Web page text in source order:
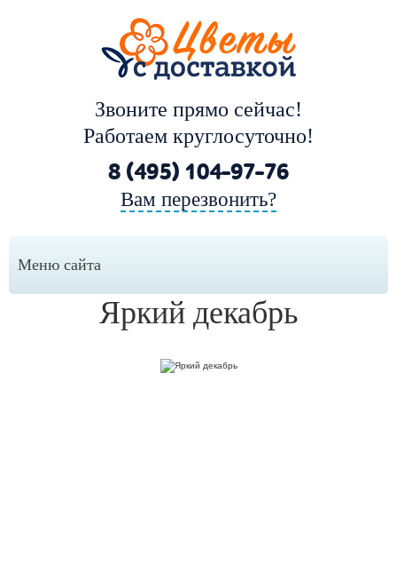
Звоните прямо сейчас!
Работаем круглосуточно!
8 (495) 104-97-76
Вам перезвонить?
Меню сайта
Яркий декабрь